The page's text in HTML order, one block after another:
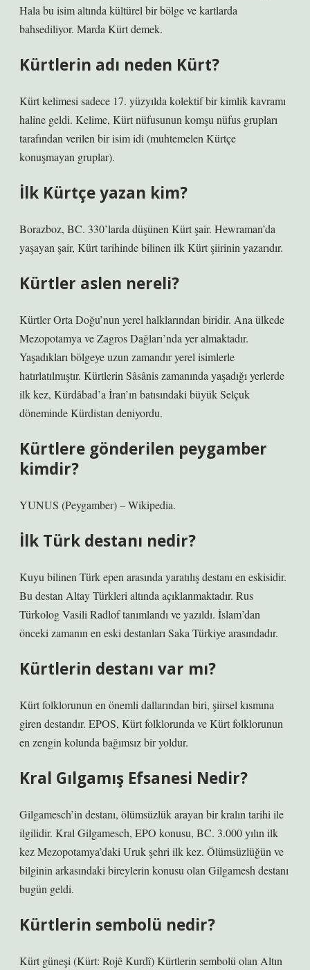
Hala bu isim altında kültürel bir bölge ve kartlarda
bahsediliyor. Marda Kürt demek.
Kürtlerin adı neden Kürt?
Kürt kelimesi sadece 17. yüzyılda kolektif bir kimlik kavramı
haline geldi. Kelime, Kürt nüfusunun komşu nüfus grupları
tarafından verilen bir isim idi (muhtemelen Kürtçe
konuşmayan gruplar).
İlk Kürtçe yazan kim?
Borazboz, BC. 330’larda düşünen Kürt şair. Hewraman’da
yaşayan şair, Kürt tarihinde bilinen ilk Kürt şiirinin yazarıdır.
Kürtler aslen nereli?
Kürtler Orta Doğu’nun yerel halklarından biridir. Ana ülkede
Mezopotamya ve Zagros Dağları’nda yer almaktadır.
Yaşadıkları bölgeye uzun zamandır yerel isimlerle
hatırlatılmıştır. Kürtlerin Sâsânis zamanında yaşadığı yerlerde
ilk kez, Kürdâbad’a İran’ın batısındaki büyük Selçuk
döneminde Kürdistan deniyordu.
Kürtlere gönderilen peygamber
kimdir?
YUNUS (Peygamber) – Wikipedia.
İlk Türk destanı nedir?
Kuyu bilinen Türk epen arasında yaratılış destanı en eskisidir.
Bu destan Altay Türkleri altında açıklanmaktadır. Rus
Türkolog Vasili Radlof tanımlandı ve yazıldı. İslam’dan
önceki zamanın en eski destanları Saka Türkiye arasındadır.
Kürtlerin destanı var mı?
Kürt folklorunun en önemli dallarından biri, şiirsel kısmına
giren destandır. EPOS, Kürt folklorunda ve Kürt folklorunun
en zengin kolunda bağımsız bir yoldur.
Kral Gılgamış Efsanesi Nedir?
Gilgamesch’in destanı, ölümsüzlük arayan bir kralın tarihi ile
ilgilidir. Kral Gilgamesch, EPO konusu, BC. 3.000 yılın ilk
kez Mezopotamya’daki Uruk şehri ilk kez. Ölümsüzlüğün ve
bilginin arkasındaki bireylerin konusu olan Gilgamesh destanı
bugün geldi.
Kürtlerin sembolü nedir?
Kürt güneşi (Kürt: Rojê Kurdî) Kürtlerin sembolü olan Altın